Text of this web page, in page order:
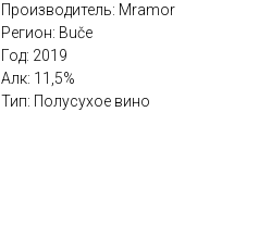
Производитель: Mramor
Регион: Buče
Год: 2019
Алк: 11,5%
Тип: Полусухое вино